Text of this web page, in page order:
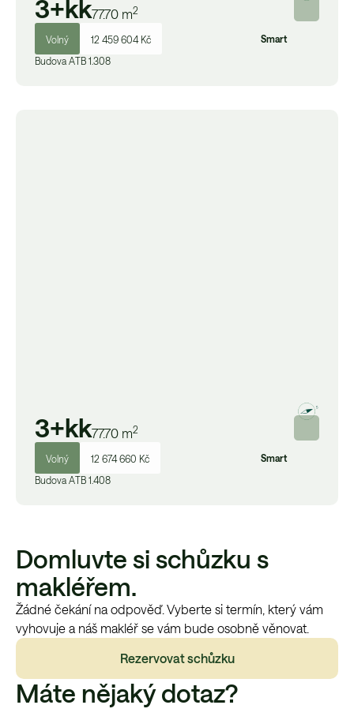
3+kk77.70 m2
Volný 12 459 604 Kč
Smart
Budova ATB 1.308
3+kk77.70 m2
Volný 12 674 660 Kč
Smart
Budova ATB 1.408
Domluvte si schůzku s
makléřem.
Žádné čekání na odpověď. Vyberte si termín, který vám
vyhovuje a náš makléř se vám bude osobně věnovat.
Rezervovat schůzku
Máte nějaký dotaz?